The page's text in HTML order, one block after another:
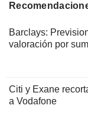
Barclays:
valoración por
Citi y Exane
a Vodafone